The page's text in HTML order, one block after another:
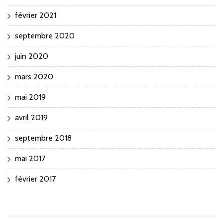
février 2021
septembre 2020
juin 2020
mars 2020
mai 2019
avril 2019
septembre 2018
mai 2017
février 2017